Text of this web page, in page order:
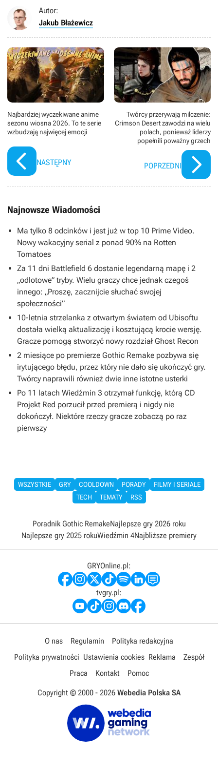
Autor:
Jakub Błażewicz
Najbardziej wyczekiwane anime
sezonu wiosna 2026. To te serie
wzbudzają najwięcej emocji
NASTĘPNY
Twórcy przerywają milczenie:
Crimson Desert zawodzi na wielu
polach, ponieważ liderzy
popełnili poważny grzech
POPRZEDNI
Najnowsze Wiadomości
Ma tylko 8 odcinków i jest już w top 10 Prime Video.
Nowy wakacyjny serial z ponad 90% na Rotten
Tomatoes
Za 11 dni Battlefield 6 dostanie legendarną mapę i 2
„odlotowe” tryby. Wielu graczy chce jednak czegoś
innego: „Proszę, zacznijcie słuchać swojej
społeczności”
10-letnia strzelanka z otwartym światem od Ubisoftu
dostała wielką aktualizację i kosztującą krocie wersję.
Gracze pomogą stworzyć nowy rozdział Ghost Recon
2 miesiące po premierze Gothic Remake pozbywa się
irytującego błędu, przez który nie dało się ukończyć gry.
Twórcy naprawili również dwie inne istotne usterki
Po 11 latach Wiedźmin 3 otrzymał funkcję, którą CD
Projekt Red porzucił przed premierą i nigdy nie
dokończył. Niektóre rzeczy gracze zobaczą po raz
pierwszy
WSZYSTKIE GRY COOLDOWN PORADY
FILMY I SERIALE
TECH
TEMATY RSS
Poradnik Gothic RemakeNajlepsze gry 2026 roku
Najlepsze gry 2025 rokuWiedźmin 4Najbliższe premiery
GRYOnline.pl:
tvgry.pl:
O nas Regulamin
Polityka redakcyjna
Polityka prywatności Ustawienia cookies Reklama
Zespół
Praca
Kontakt Pomoc
Copyright © 2000 - 2026 Webedia Polska SA